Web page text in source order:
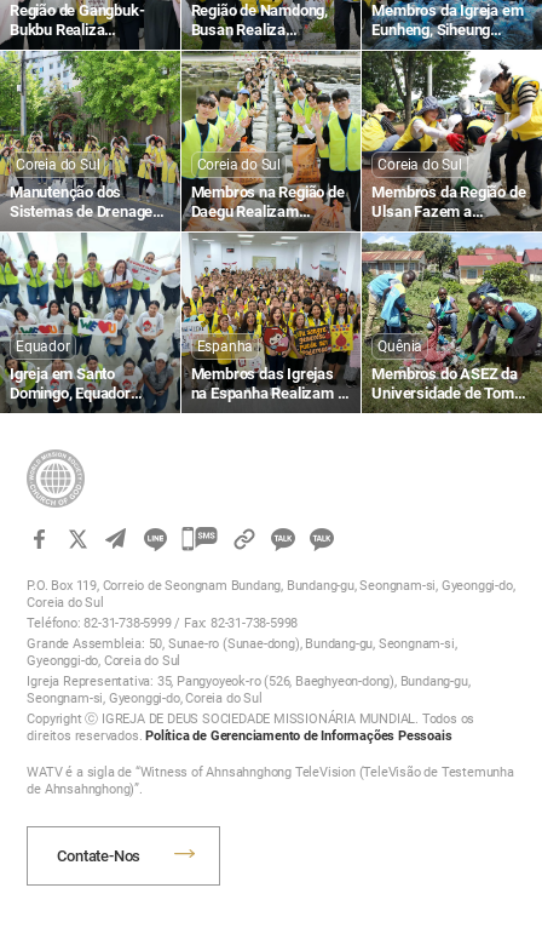
Região de Gangbuk-
Bukbu Realiza
Campanhas de Doação
de Sangue no Banco de
Sangue Seul-Dongbu
Região de Namdong,
Busan Realiza
Campanha
“Apaguemos as
Pegadas de Plástico”
Membros da Igreja em
Eunheng, Siheung
Fizeram a Manutenção
dos Sistemas de
Drenagem em
Preparação para a
Estação das Chuvas
Coreia do Sul
Manutenção dos
Sistemas de Drenagem
no Distrito de Gangseo,
Seul antes da Estação
de Chuvas
Coreia do Sul
Membros na Região de
Daegu Realizam
Campanha
“Apaguemos as
Pegadas de Plástico”
Coreia do Sul
Membros da Região de
Ulsan Fazem a
Manutenção do
Sistema de Drenagem
para Prevenção de
Enchentes durante a
Estação de Chuvas
Equador
Igreja em Santo
Domingo, Equador
Realiza a 1.504ª
Doação de Sangue para
a Vida com o Amor da
Páscoa
Espanha
Membros das Igrejas
na Espanha Realizam a
1481ª Campanha
Quênia
Membros do ASEZ da
Universidade de Tom
Mboya Realizam a
카
오
공
하
카
오
공
유
하
기
P.O. Box 119, Correio de Seongnam Bundang, Bundang-gu, Seongnam-si, Gyeonggi-do,
Coreia do Sul
Teléfono: 82-31-738-5999 / Fax: 82-31-738-5998
Grande Assembleia: 50, Sunae-ro (Sunae-dong), Bundang-gu, Seongnam-si,
Gyeonggi-do, Coreia do Sul
Igreja Representativa: 35, Pangyoyeok-ro (526, Baeghyeon-dong), Bundang-gu,
Seongnam-si, Gyeonggi-do, Coreia do Sul
Copyright ⓒ IGREJA DE DEUS SOCIEDADE MISSIONÁRIA MUNDIAL. Todos os
direitos reservados.Política de Gerenciamento de Informações Pessoais
WATV é a sigla de “Witness of Ahnsahnghong TeleVision (TeleVisão de Testemunha
de Ahnsahnghong)”.
Contate-Nos